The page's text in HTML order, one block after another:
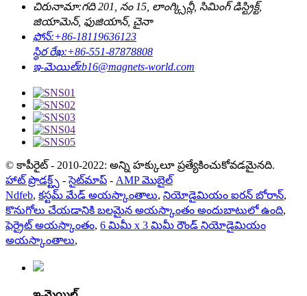
చిరునామా:గది 201, నం 15, లాంగ్క్సిన్లీ, సిమింగ్ డిస్ట్రిక్ట్,
జియామెన్, ఫుజియాన్, చైనా
ఫోన్:+86-18119636123
స్థిర రేఖ:+86-551-87878808
ఇ-మెయిల్zb16@magnets-world.com
© కాపీరైట్ - 2010-2022: అన్ని హక్కులూ ప్రత్యేకించుకోవడమైనది.
హాట్ ప్రొడక్ట్స్ -సైట్‌మాప్ - AMP మొబైల్
Ndfeb, కస్టమ్ మేడ్ అయస్కాంతాలు, నియోడైమియం ఐరన్ బోరాన్,
కొనుగోలు చేయడానికి బలమైన అయస్కాంతం అందుబాటులో ఉంది,
ఫెర్రైట్ అయస్కాంతం, 6 మిమీ x 3 మిమీ రౌండ్ నియోడైమియం
అయస్కాంతాలు,